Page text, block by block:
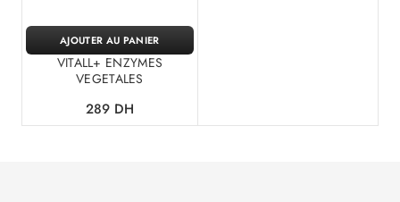
VITALL+ ENZYMES
VEGETALES
289 DH
AJOUTER AU PANIER